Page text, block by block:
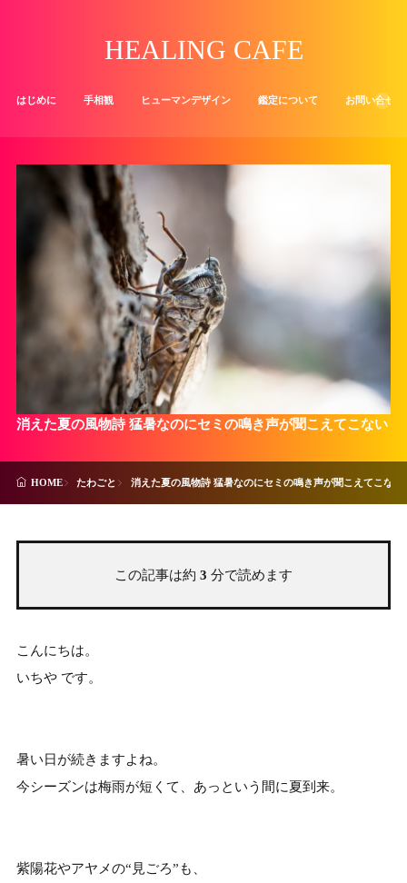
HEALING CAFE
はじめに 手相観 ヒューマンデザイン 鑑定について お問い合せ
消えた夏の風物詩 猛暑なのにセミの鳴き声が聞こえてこない
HOME たわごと 消えた夏の風物詩 猛暑なのにセミの鳴き声が聞こえてこない
この記事は約 3 分で読めます
こんにちは。
いちや です。
暑い日が続きますよね。
今シーズンは梅雨が短くて、あっという間に夏到来。
紫陽花やアヤメの“見ごろ”も、